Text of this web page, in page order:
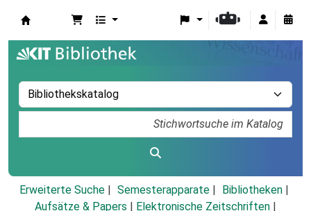
Erweiterte Suche Semesterapparate
Bibliotheken
Aufsätze & Papers
Elektronische Zeitschriften